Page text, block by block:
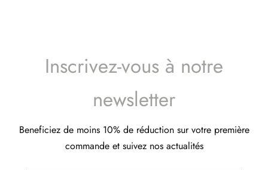
Inscrivez-vous à notre
newsletter
Beneficiez de moins 10% de réduction sur votre première
commande et suivez nos actualités